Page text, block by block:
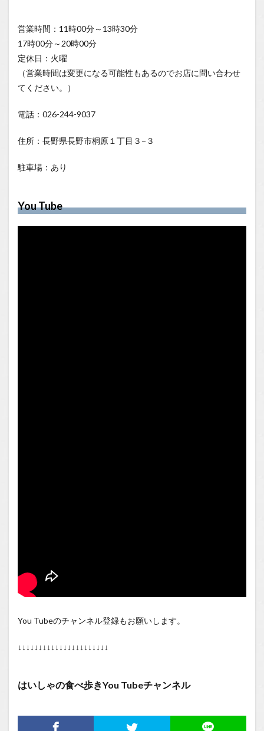
営業時間：11時00分～13時30分
17時00分～20時00分
定休日：火曜
（営業時間は変更になる可能性もあるのでお店に問い合わせ
てください。）
電話：026-244-9037
住所：長野県長野市桐原１丁目３−３
駐車場：あり
You Tube
You Tubeのチャンネル登録もお願いします。
↓↓↓↓↓↓↓↓↓↓↓↓↓↓↓↓↓↓↓↓↓↓
はいしゃの食べ歩きYou Tubeチャンネル